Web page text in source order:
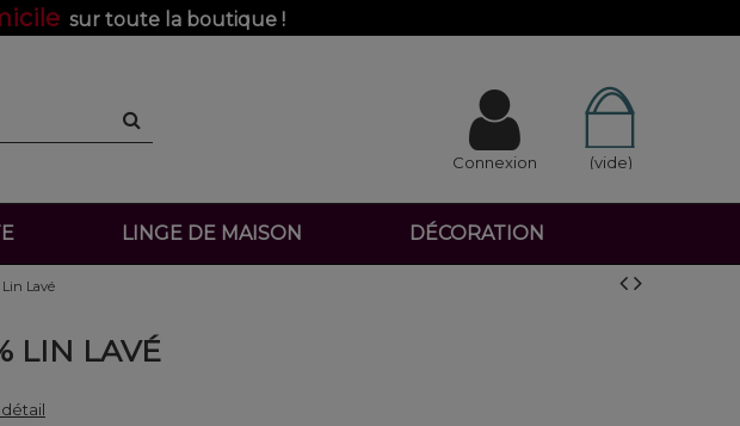
sur toute la boutique !
(vide)
Connexion
LINGE DE MAISON DÉCORATION
Lin Lavé
LIN LAVÉ